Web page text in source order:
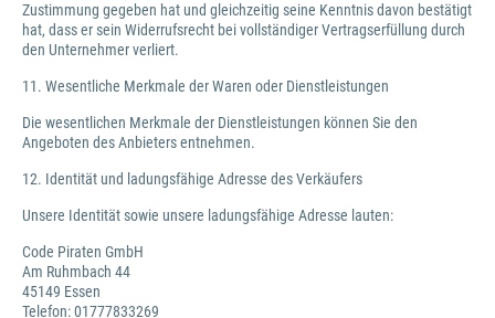
Zustimmung gegeben hat und gleichzeitig seine Kenntnis davon bestätigt
hat, dass er sein Widerrufsrecht bei vollständiger Vertragserfüllung durch
den Unternehmer verliert.
11. Wesentliche Merkmale der Waren oder Dienstleistungen
Die wesentlichen Merkmale der Dienstleistungen können Sie den
Angeboten des Anbieters entnehmen.
12. Identität und ladungsfähige Adresse des Verkäufers
Unsere Identität sowie unsere ladungsfähige Adresse lauten:
Code Piraten GmbH
Am Ruhmbach 44
45149 Essen
Telefon: 01777833269